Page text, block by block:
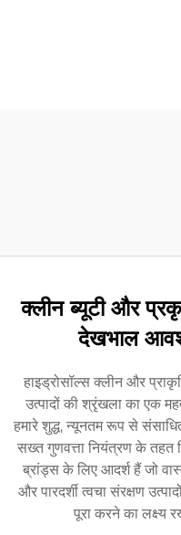
क्लीन ब्यूटी और
देखभाल
हाइड्रोसॉल्स क्लीन और
उत्पादों की श्रृंखला का एक
हमारे शुद्ध, न्यूनतम रूप से
सख्त गुणवत्ता नियंत्रण के तहत
ब्रांड्स के लिए आदर्श हैं जो
और पारदर्शी त्वचा संरक्षण
पूरा करने का लक्ष्य